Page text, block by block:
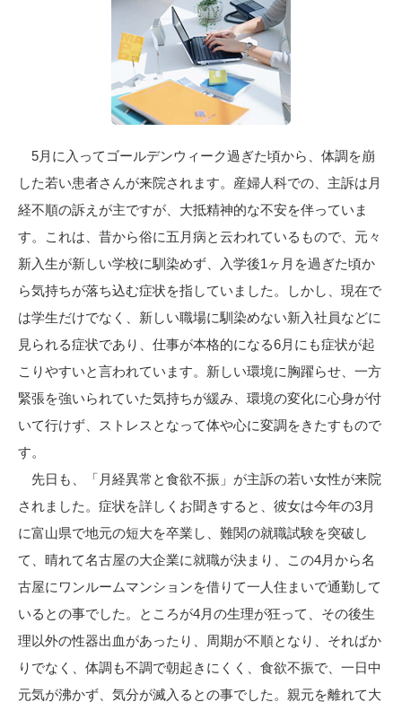
5月に入ってゴールデンウィーク過ぎた頃から、体調を崩
した若い患者さんが来院されます。産婦人科での、主訴は月
経不順の訴えが主ですが、大抵精神的な不安を伴っていま
す。これは、昔から俗に五月病と云われているもので、元々
新入生が新しい学校に馴染めず、入学後1ヶ月を過ぎた頃か
ら気持ちが落ち込む症状を指していました。しかし、現在で
は学生だけでなく、新しい職場に馴染めない新入社員などに
見られる症状であり、仕事が本格的になる6月にも症状が起
こりやすいと言われています。新しい環境に胸躍らせ、一方
緊張を強いられていた気持ちが緩み、環境の変化に心身が付
いて行けず、ストレスとなって体や心に変調をきたすもので
す。
先日も、「月経異常と食欲不振」が主訴の若い女性が来院
されました。症状を詳しくお聞きすると、彼女は今年の3月
に富山県で地元の短大を卒業し、難関の就職試験を突破し
て、晴れて名古屋の大企業に就職が決まり、この4月から名
古屋にワンルームマンションを借りて一人住まいで通勤して
いるとの事でした。ところが4月の生理が狂って、その後生
理以外の性器出血があったり、周期が不順となり、そればか
りでなく、体調も不調で朝起きにくく、食欲不振で、一日中
元気が沸かず、気分が滅入るとの事でした。親元を離れて大